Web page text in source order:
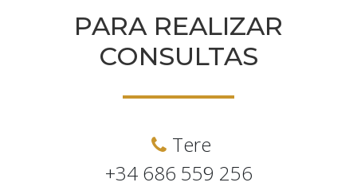
PARA REALIZAR
CONSULTAS
Tere
+34 686 559 256